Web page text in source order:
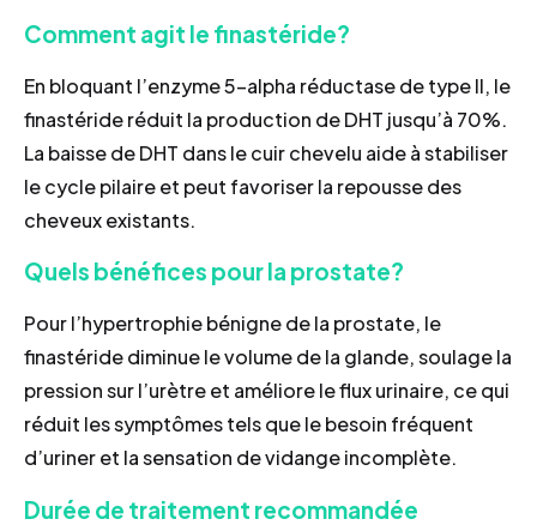
Comment agit le finastéride?
En bloquant l’enzyme 5-alpha réductase de type II, le
finastéride réduit la production de DHT jusqu’à 70%.
La baisse de DHT dans le cuir chevelu aide à stabiliser
le cycle pilaire et peut favoriser la repousse des
cheveux existants.
Quels bénéfices pour la prostate?
Pour l’hypertrophie bénigne de la prostate, le
finastéride diminue le volume de la glande, soulage la
pression sur l’urètre et améliore le flux urinaire, ce qui
réduit les symptômes tels que le besoin fréquent
d’uriner et la sensation de vidange incomplète.
Durée de traitement recommandée